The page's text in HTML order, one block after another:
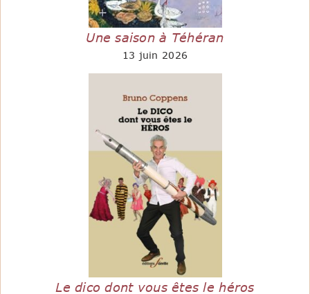
Une saison à Téhéran
13 juin 2026
Le dico dont vous êtes le héros